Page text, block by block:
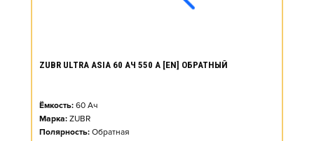
ZUBR ULTRA ASIA 60 АЧ 550 А [EN] ОБРАТНЫЙ
Ёмкость: 60 Ач
Марка: ZUBR
Полярность: Обратная